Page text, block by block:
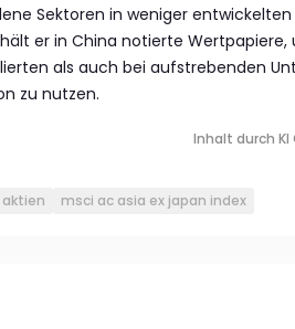
Sektoren in weniger
er in China notierte
als auch bei aufstrebenden
zu nutzen.
Inhalt durch
msci ac asia ex japan index